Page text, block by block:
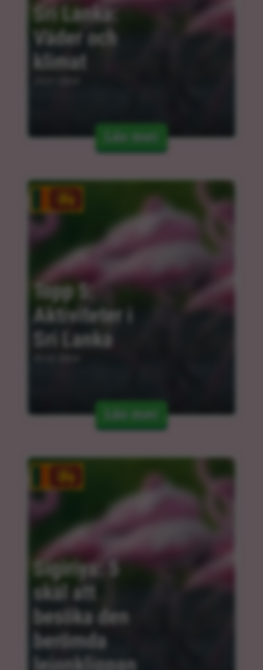
Sri Lanka:
Väder och
klimat
Läs mer
Topp 5:
Aktiviteter i
Sri Lanka
Läs mer
Sigiriya: 5
skäl att
besöka den
berömda